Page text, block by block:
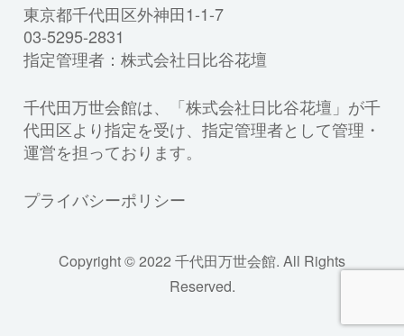
東京都千代田区外神田1-1-7
03-5295-2831
指定管理者：株式会社日比谷花壇
千代田万世会館は、「株式会社日比谷花壇」が千
代田区より指定を受け、指定管理者として管理・
運営を担っております。
プライバシーポリシー
Copyright © 2022 千代田万世会館. All Rights
Reserved.